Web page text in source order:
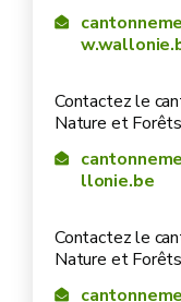
Contactez le
Nature et
llonie.be
Contactez le
Nature et